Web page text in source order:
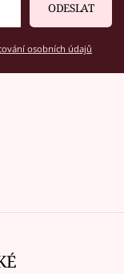
ODESLAT
osobních údajů